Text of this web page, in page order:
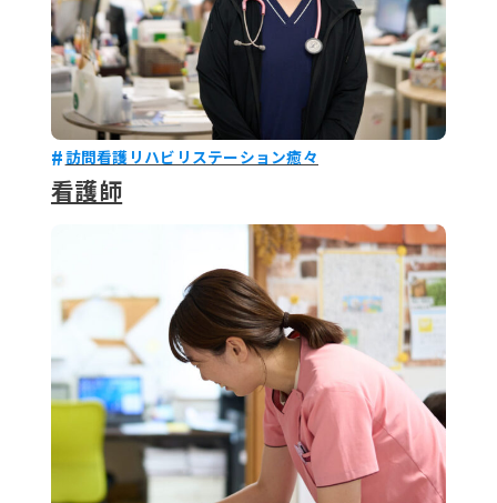
訪問看護リハビリステーション癒々
看護師